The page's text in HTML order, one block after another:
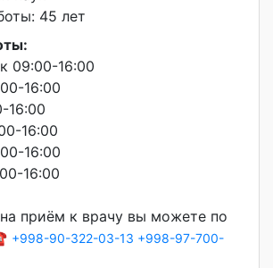
45 лет
09:00-16:00
16:00
16:00
16:00
16:00
16:00
приём к врачу вы можете по
+998-90-322-03-13 +998-97-700-